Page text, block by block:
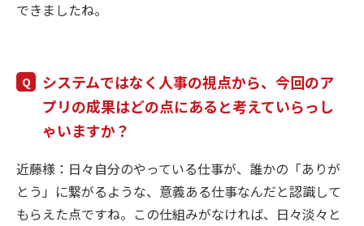
できましたね。
システムではなく人事の視点から、今回のア
プリの成果はどの点にあると考えていらっし
ゃいますか？
近藤様：日々自分のやっている仕事が、誰かの「ありが
とう」に繋がるような、意義ある仕事なんだと認識して
もらえた点ですね。この仕組みがなければ、日々淡々と